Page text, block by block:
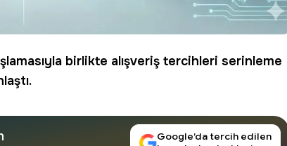
birlikte alışveriş tercihleri serinleme
Google’da tercih edilen